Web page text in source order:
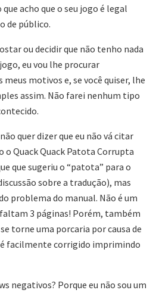
acho que o seu jogo é legal
de público.
ou decidir que não tenho nada
eu vou lhe procurar
motivos e, se você quiser, lhe
assim. Não farei nenhum tipo
quer dizer que eu não vá citar
o Quack Quack Patota Corrupta
que sugeriu o “patota” para o
sobre a tradução), mas
problema do manual. Não é um
3 páginas! Porém, também
torne uma porcaria por causa de
é facilmente corrigido imprimindo
negativos? Porque eu não sou um